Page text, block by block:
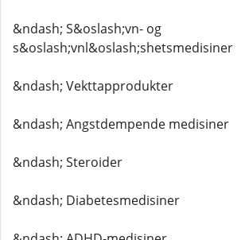
&ndash; S&oslash;vn- og
s&oslash;vnl&oslash;shetsmedisiner
&ndash; Vekttapprodukter
&ndash; Angstdempende medisiner
&ndash; Steroider
&ndash; Diabetesmedisiner